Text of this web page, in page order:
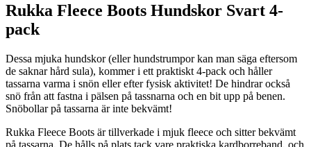
Rukka Fleece Boots Hundskor Svart 4-
pack
Dessa mjuka hundskor (eller hundstrumpor kan man säga eftersom
de saknar hård sula), kommer i ett praktiskt 4-pack och håller
tassarna varma i snön eller efter fysisk aktivitet! De hindrar också
snö från att fastna i pälsen på tassnarna och en bit upp på benen.
Snöbollar på tassarna är inte bekvämt!
Rukka Fleece Boots är tillverkade i mjuk fleece och sitter bekvämt
på tassarna. De hålls på plats tack vare praktiska kardborreband, och